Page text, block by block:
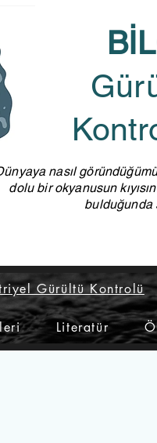
nasıl
dolu bir okyanusun
bulduğunda
Gürültü Kontrolü
Literatür